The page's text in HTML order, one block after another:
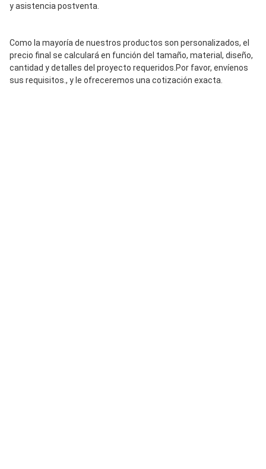
y asistencia postventa.
Como la mayoría de nuestros productos son personalizados, el
precio final se calculará en función del tamaño, material, diseño,
cantidad y detalles del proyecto requeridos.Por favor, envíenos
sus requisitos., y le ofreceremos una cotización exacta.